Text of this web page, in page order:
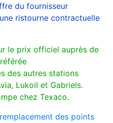
du fournisseur
ristourne contractuelle
le prix officiel auprès de
des autres stations
Lukoil et Gabriels.
chez Texaco.
remplacement des points